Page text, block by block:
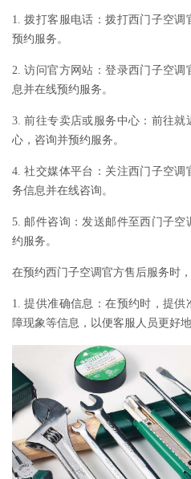
1. 拨打客服电话：拨打西门子空
预约服务。
2. 访问官方网站：登录西门子空
息并在线预约服务。
3. 前往专卖店或服务中心：前往就
心，咨询并预约服务。
4. 社交媒体平台：关注西门子空
务信息并在线咨询。
5. 邮件咨询：发送邮件至西门子
约服务。
在预约西门子空调官方售后服务时
1. 提供准确信息：在预约时，提
障现象等信息，以便客服人员更好